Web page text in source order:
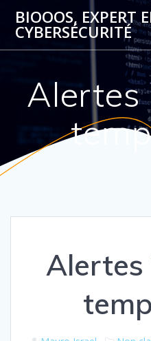
BIOOOS, EXPERT
CYBERSÉCURITÉ
Alertes
Alertes